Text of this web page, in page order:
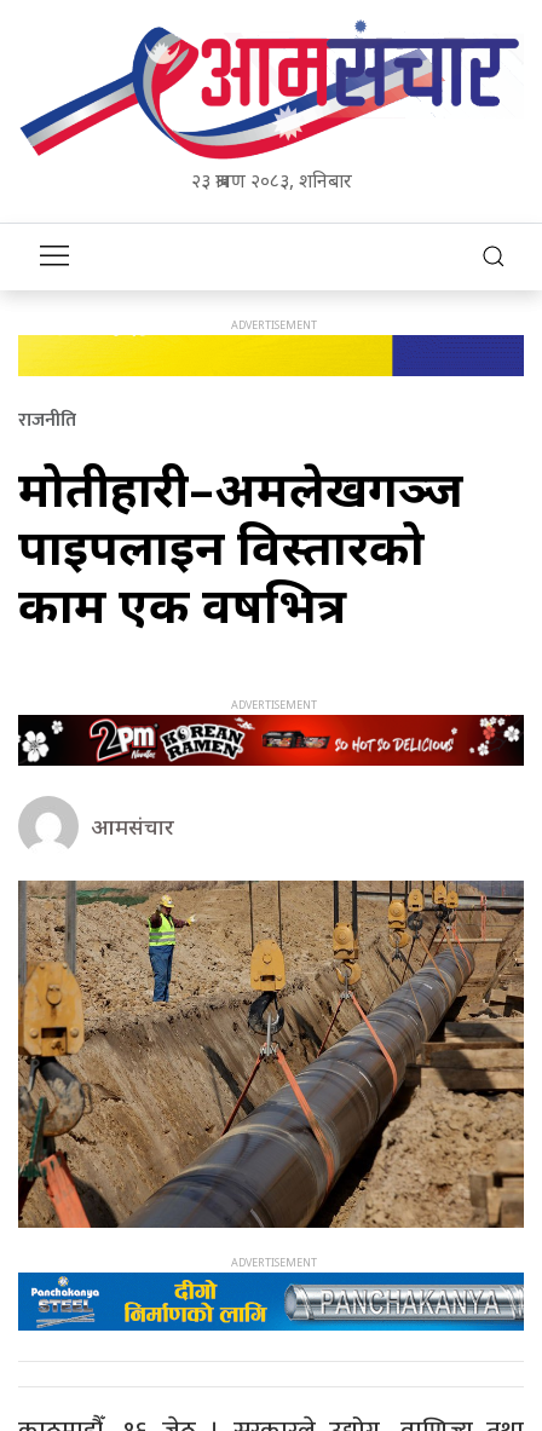
२३ श्रावण २०८३, शनिबार
राजनीति
मोतीहारी–अमलेखगञ्ज
पाइपलाइन विस्तारको
काम एक वर्षभित्र
आमसंचार